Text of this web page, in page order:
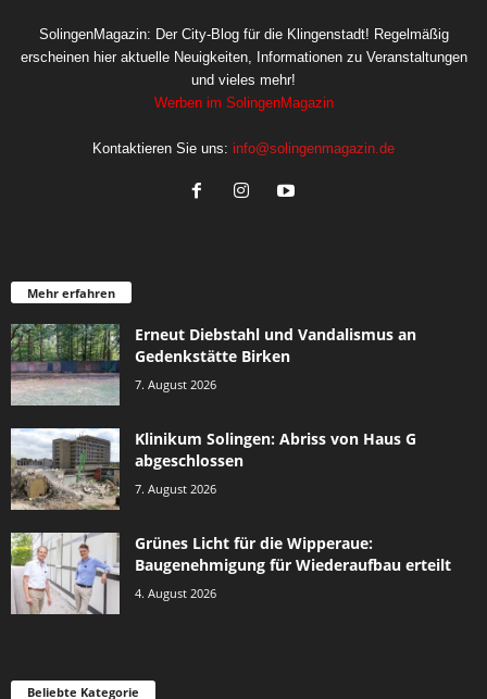
SolingenMagazin: Der City-Blog für die Klingenstadt! Regelmäßig
erscheinen hier aktuelle Neuigkeiten, Informationen zu Veranstaltungen
und vieles mehr!
Werben im SolingenMagazin
Kontaktieren Sie uns: info@solingenmagazin.de
Mehr erfahren
Erneut Diebstahl und Vandalismus an
Gedenkstätte Birken
7. August 2026
Klinikum Solingen: Abriss von Haus G
abgeschlossen
7. August 2026
Grünes Licht für die Wipperaue:
Baugenehmigung für Wiederaufbau erteilt
4. August 2026
Beliebte Kategorie